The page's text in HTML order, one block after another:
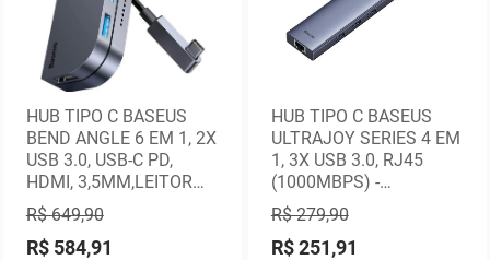
HUB TIPO C BASEUS
BEND ANGLE 6 EM 1, 2X
USB 3.0, USB-C PD,
HDMI, 3,5MM,LEITOR
CARTAO SD -CAHUB-
CWJ0G
R$ 649,90
R$ 584,91
HUB TIPO C BASEUS
ULTRAJOY SERIES 4 EM
1, 3X USB 3.0, RJ45
(1000MBPS) -
B0005280A813-00
R$ 279,90
R$ 251,91